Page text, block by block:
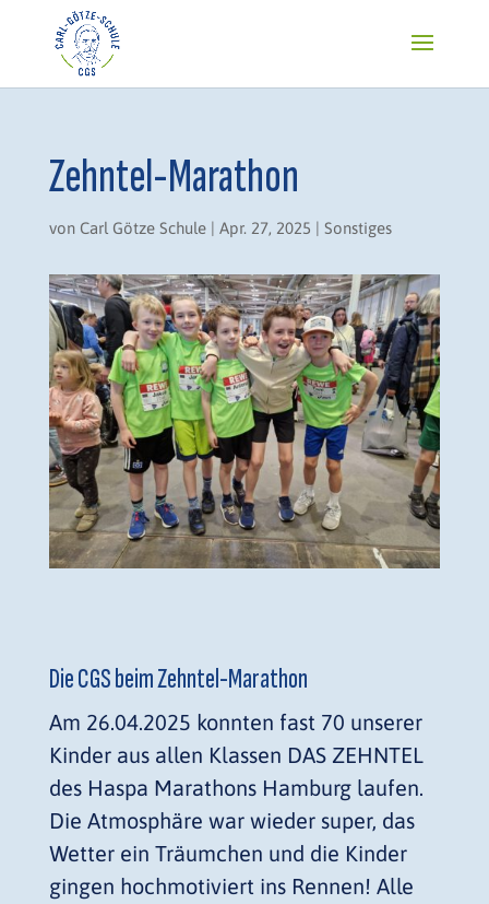
Zehntel-Marathon
von Carl Götze Schule| Apr. 27, 2025 | Sonstiges
Die CGS beim Zehntel-Marathon
Am 26.04.2025 konnten fast 70 unserer
Kinder aus allen Klassen DAS ZEHNTEL
des Haspa Marathons Hamburg laufen.
Die Atmosphäre war wieder super, das
Wetter ein Träumchen und die Kinder
gingen hochmotiviert ins Rennen! Alle